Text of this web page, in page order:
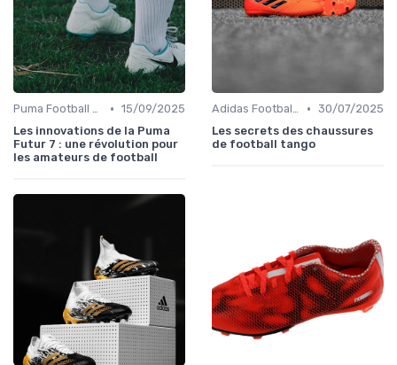
Puma Football Boots • 15/09/2025
Les innovations de la Puma
Futur 7 : une révolution pour
les amateurs de football
Adidas Football Boots • 30/07/2025
Les secrets des chaussures
de football tango